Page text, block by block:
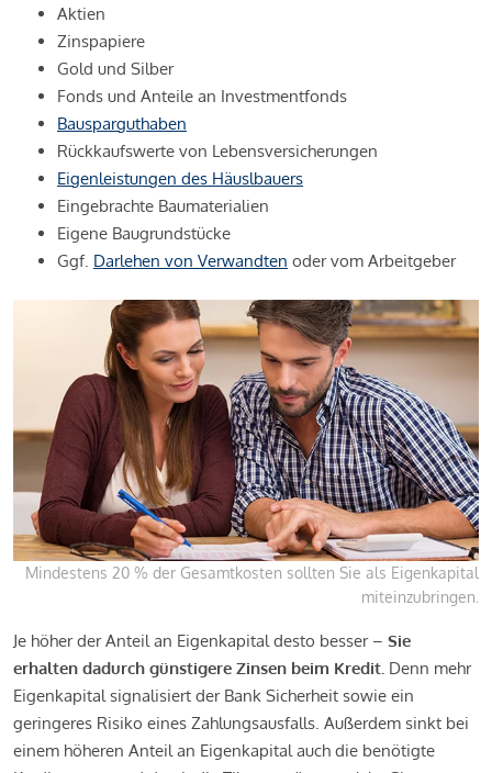
Aktien
Zinspapiere
Gold und Silber
Fonds und Anteile an Investmentfonds
Bausparguthaben
Rückkaufswerte von Lebensversicherungen
Eigenleistungen des Häuslbauers
Eingebrachte Baumaterialien
Eigene Baugrundstücke
Ggf. Darlehen von Verwandten oder vom Arbeitgeber
Mindestens 20 % der Gesamtkosten sollten Sie als Eigenkapital
miteinzubringen.
Je höher der Anteil an Eigenkapital desto besser – Sie
erhalten dadurch günstigere Zinsen beim Kredit. Denn mehr
Eigenkapital signalisiert der Bank Sicherheit sowie ein
geringeres Risiko eines Zahlungsausfalls. Außerdem sinkt bei
einem höheren Anteil an Eigenkapital auch die benötigte